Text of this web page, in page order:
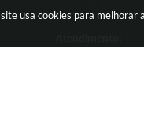
usa cookies para